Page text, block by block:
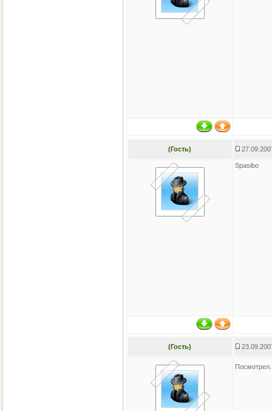
(Гость)
Spasibo
(Гость)